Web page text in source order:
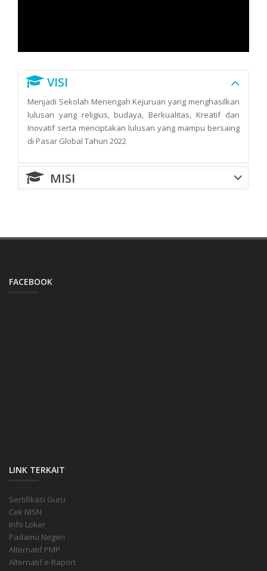
VISI
Menjadi Sekolah Menengah Kejuruan yang menghasilkan
lulusan yang religius, budaya, Berkualitas, Kreatif dan
Inovatif serta menciptakan lulusan yang mampu bersaing
di Pasar Global Tahun 2022
MISI
FACEBOOK
LINK TERKAIT
Sertifikasi Guru
Cek NISN
Info Loker
Padamu Negeri
Alternatif PMP
Alternatif e-Raport